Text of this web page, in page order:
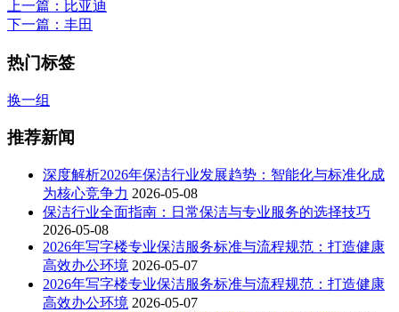
上一篇 ：比亚迪
下一篇 ：丰田
热门标签
换一组
推荐新闻
深度解析2026年保洁行业发展趋势：智能化与标准化成
为核心竞争力 2026-05-08
保洁行业全面指南：日常保洁与专业服务的选择技巧
2026-05-08
2026年写字楼专业保洁服务标准与流程规范：打造健康
高效办公环境 2026-05-07
2026年写字楼专业保洁服务标准与流程规范：打造健康
高效办公环境 2026-05-07